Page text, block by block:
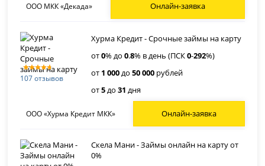
ООО МКК «Декада» Онлайн-заявка
107 отзывов
Хурма Кредит - Срочные займы на карту
от0% до0.8% в день (ПСК0-292%)
от 1 000до50 000 рублей
от5до31 дня
ООО «Хурма Кредит МКК» Онлайн-заявка
Скела Мани - Займы онлайн на карту от
0%